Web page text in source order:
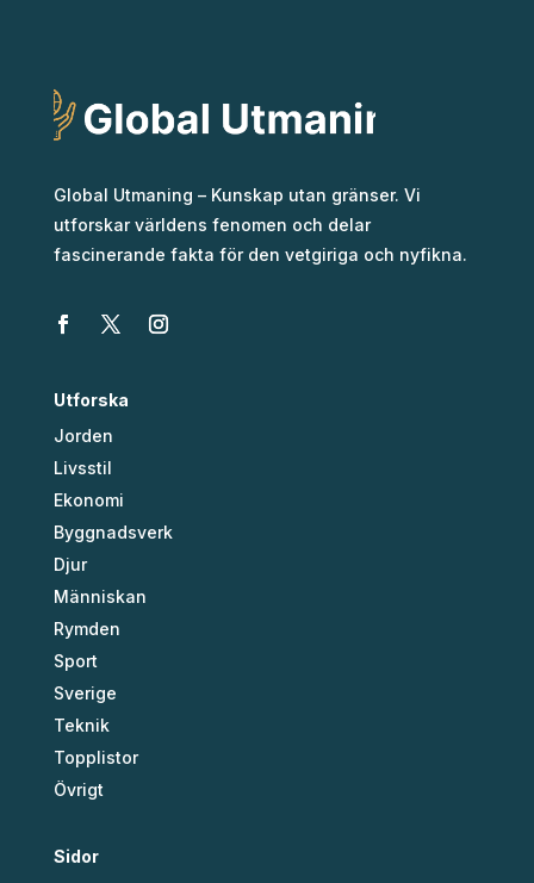
Global Utmaning – Kunskap utan gränser. Vi
utforskar världens fenomen och delar
fascinerande fakta för den vetgiriga och nyfikna.
Utforska
Jorden
Livsstil
Ekonomi
Byggnadsverk
Djur
Människan
Rymden
Sport
Sverige
Teknik
Topplistor
Övrigt
Sidor